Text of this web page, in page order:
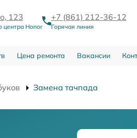
123
центра Honor
+7 (861) 212-36-12
Горячая линия
Цена ремонта Вакансии
Замена тачпада